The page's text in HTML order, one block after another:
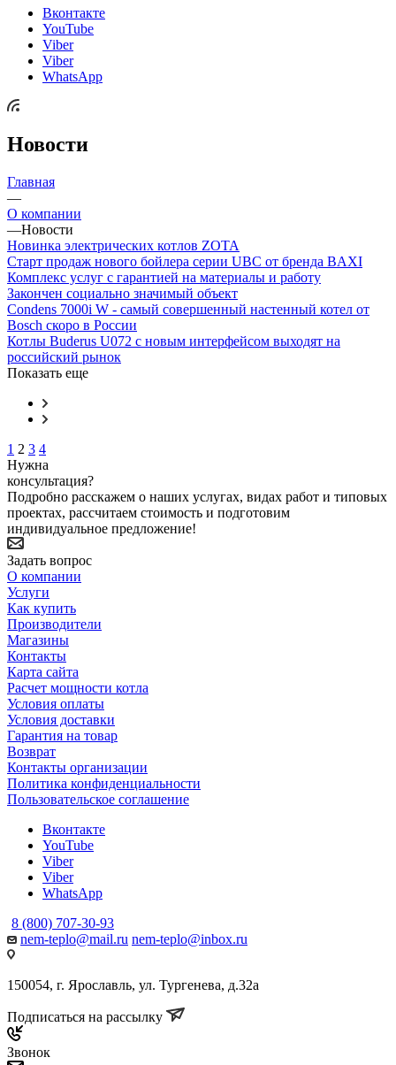
Вконтакте
YouTube
Viber
Viber
WhatsApp
Новости
Главная
—
О компании
—Новости
Новинка электрических котлов ZOTA
Старт продаж нового бойлера серии UBС от бренда BAXI
Комплекс услуг с гарантией на материалы и работу
Закончен социально значимый объект
Condens 7000i W - самый совершенный настенный котел от
Bosch скоро в России
Котлы Buderus U072 с новым интерфейсом выходят на
российский рынок
Показать еще
1 2 3 4
Нужна
консультация?
Подробно расскажем о наших услугах, видах работ и типовых
проектах, рассчитаем стоимость и подготовим
индивидуальное предложение!
Задать вопрос
О компании
Услуги
Как купить
Производители
Магазины
Контакты
Карта сайта
Расчет мощности котла
Условия оплаты
Условия доставки
Гарантия на товар
Возврат
Контакты организации
Политика конфиденциальности
Пользовательское соглашение
Вконтакте
YouTube
Viber
Viber
WhatsApp
8 (800) 707-30-93
nem-teplo@mail.ru nem-teplo@inbox.ru
150054, г. Ярославль, ул. Тургенева, д.32а
Подписаться на рассылку
Звонок